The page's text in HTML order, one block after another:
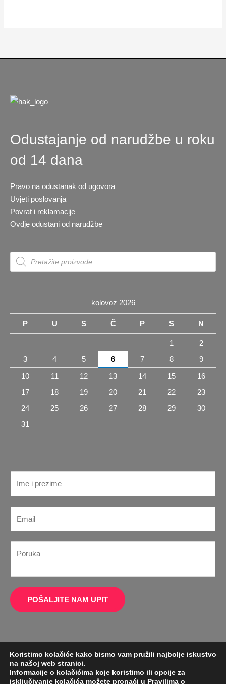
Odustajanje od narudžbe u roku
od 14 dana
Pravo na odustanak od ugovora
Uvjeti poslovanja
Povrat i reklamacije
Ovdje odustani od narudžbe
Products
search
kolovoz 2026
P U S Č P S N
1
2
3
4 5 6 7 8
9
10
11 12 13 14 15
16
17
18 19 20 21 22
23
24
25 26 27 28 29
30
31
*
E
*
k
a
POŠALJITE NAM UPIT
Koristimo kolačiće kako bismo vam pružili najbolje iskustvo
na našoj web stranici.
Informacije o kolačićima koje koristimo ili opcije za
isključivanje kolačića možete pronaći u Pravilima o